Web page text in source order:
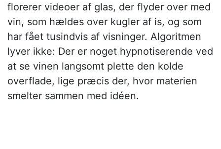
florerer videoer af glas, der flyder over med
vin, som hældes over kugler af is, og som
har fået tusindvis af visninger. Algoritmen
lyver ikke: Der er noget hypnotiserende ved
at se vinen langsomt plette den kolde
overflade, lige præcis der, hvor materien
smelter sammen med idéen.